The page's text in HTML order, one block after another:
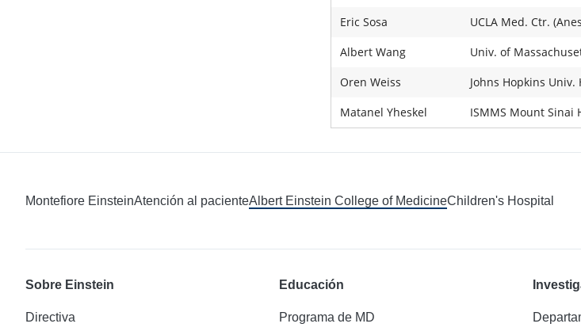
Eric Sosa
UCLA Med. Ctr.
Albert Wang
Univ. of
Oren Weiss
Johns Hopkins Univ.
Matanel Yheskel
ISMMS Mount Sinai
Montefiore EinsteinAtención al pacienteAlbert Einstein College of MedicineChildren's Hospital
Sobre Einstein
Directiva
Educación
Programa de MD